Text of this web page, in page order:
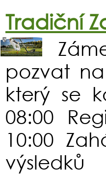
Tradiční
pozvat
který se
08:00
10:00
výsledků